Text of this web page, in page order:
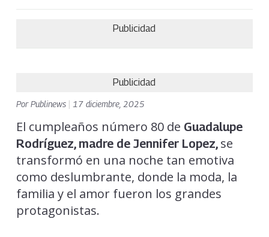
Publicidad
Publicidad
PorPublinews 17 diciembre, 2025
El cumpleaños número 80 de Guadalupe
Rodríguez, madre de Jennifer Lopez, se
transformó en una noche tan emotiva
como deslumbrante, donde la moda, la
familia y el amor fueron los grandes
protagonistas.